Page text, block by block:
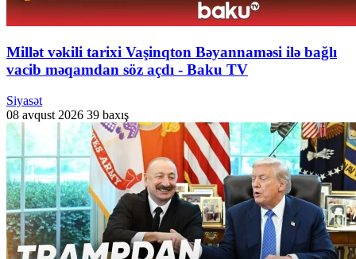
Millət vəkili tarixi Vaşinqton Bəyannaməsi ilə bağlı
vacib məqamdan söz açdı - Baku TV
Siyasət
08 avqust 2026 39 baxış